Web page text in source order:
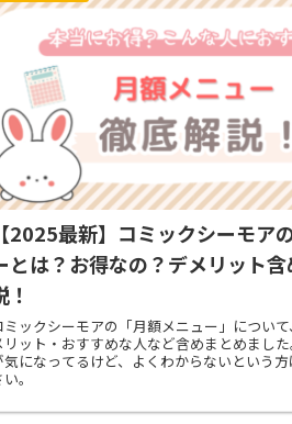
【2025最新】コミックシーモア
とは？お得なの？デメリット
！
ミックシーモアの「月額メニュー」につい
リット・おすすめな人など含めまとめまし
気になってるけど、よくわからないという
。